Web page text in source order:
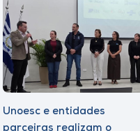
Unoesc e entidades
parceiras realizam o